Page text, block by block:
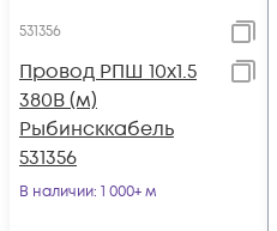
531356
Провод РПШ 10х1.5
380В (м)
Рыбинсккабель
531356
В наличии: 1 000+ м